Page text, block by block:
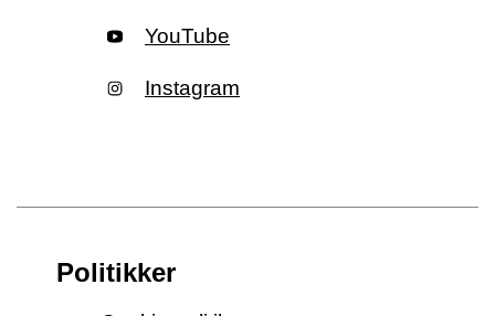
YouTube
Instagram
Politikker